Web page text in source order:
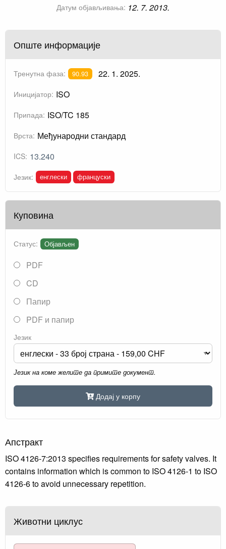
Датум објављивања: 12. 7. 2013.
Опште информације
Тренутна фаза: 90.93 22. 1. 2025.
Иницијатор: ISO
Припада: ISO/TC 185
Врста: Међународни стандард
ICS: 13.240
Језик: енглески француски
Куповина
Статус: Објављен
PDF
CD
Папир
PDF и папир
Језик
Језик на коме желите да примите документ.
Додај у корпу
Апстракт
ISO 4126-7:2013 specifies requirements for safety valves. It
contains information which is common to ISO 4126-1 to ISO
4126-6 to avoid unnecessary repetition.
Животни циклус